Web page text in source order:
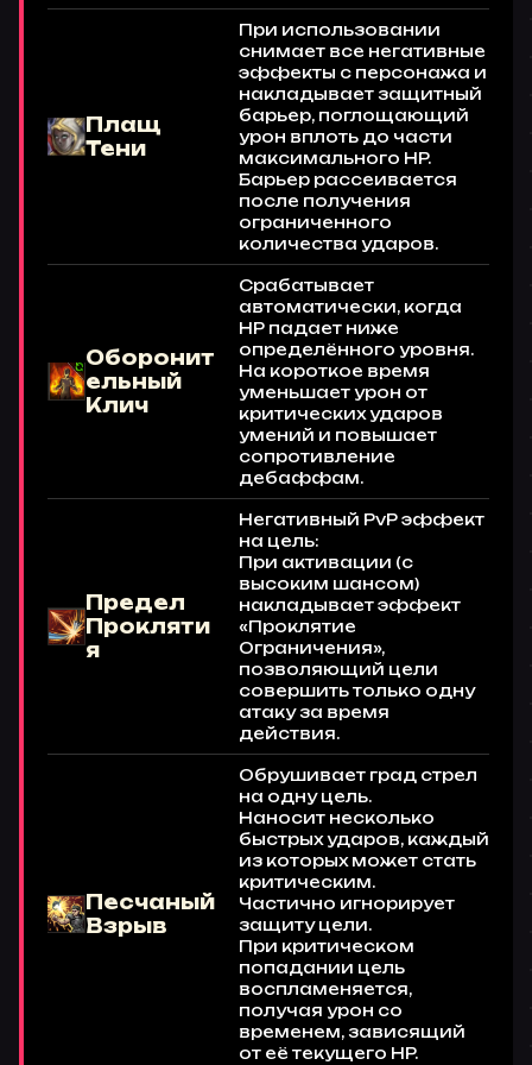
Плащ
Тени
При использовании
снимает все негативные
эффекты с персонажа и
накладывает защитный
барьер, поглощающий
урон вплоть до части
максимального HP.
Барьер рассеивается
после получения
ограниченного
количества ударов.
Оборонит
ельный
Клич
Срабатывает
автоматически, когда
HP падает ниже
определённого уровня.
На короткое время
уменьшает урон от
критических ударов
умений и повышает
сопротивление
дебаффам.
Предел
Прокляти
я
Негативный PvP эффект
на цель:
При активации (с
высоким шансом)
накладывает эффект
«Проклятие
Ограничения»,
позволяющий цели
совершить только одну
атаку за время
действия.
Песчаный
Взрыв
Обрушивает град стрел
на одну цель.
Наносит несколько
быстрых ударов, каждый
из которых может стать
критическим.
Частично игнорирует
защиту цели.
При критическом
попадании цель
воспламеняется,
получая урон со
временем, зависящий
от её текущего HP.